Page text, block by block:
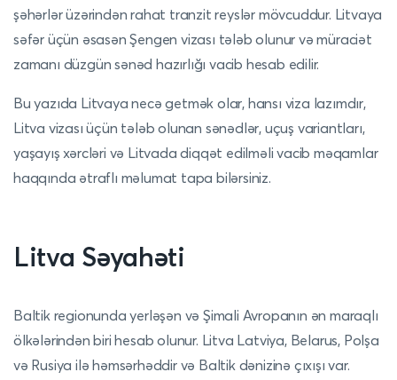
şəhərlər üzərindən rahat tranzit reyslər mövcuddur. Litvaya
səfər üçün əsasən Şengen vizası tələb olunur və müraciət
zamanı düzgün sənəd hazırlığı vacib hesab edilir.
Bu yazıda Litvaya necə getmək olar, hansı viza lazımdır,
Litva vizası üçün tələb olunan sənədlər, uçuş variantları,
yaşayış xərcləri və Litvada diqqət edilməli vacib məqamlar
haqqında ətraflı məlumat tapa bilərsiniz.
Litva Səyahəti
Baltik regionunda yerləşən və Şimali Avropanın ən maraqlı
ölkələrindən biri hesab olunur. Litva Latviya, Belarus, Polşa
və Rusiya ilə həmsərhəddir və Baltik dənizinə çıxışı var.